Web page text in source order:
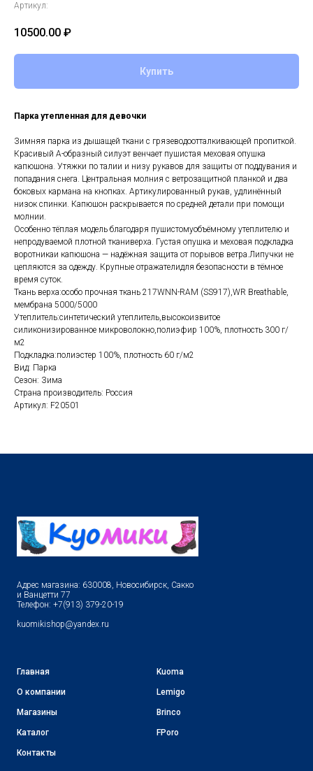
Артикул:
10500.00 ₽
Купить
Парка утепленная для девочки
Зимняя парка из дышащей ткани с грязеводоотталкивающей пропиткой.
Красивый А-образный силуэт венчает пушистая меховая опушка
капюшона. Утяжки по талии и низу рукавов для защиты от поддувания и
попадания снега. Центральная молния с ветрозащитной планкой и два
боковых кармана на кнопках. Артикулированный рукав, удлинённый
низок спинки. Капюшон раскрывается по средней детали при помощи
молнии.
Особенно тёплая модель благодаря пушистомуобъёмному утеплителю и
непродуваемой плотной тканиверха. Густая опушка и меховая подкладка
воротникаи капюшона — надёжная защита от порывов ветра.Липучки не
цепляются за одежду. Крупные отражателидля безопасности в тёмное
время суток.
Ткань верха:особо прочная ткань 217WNN-RAM (SS917),WR Breathable,
мембрана 5000/5000
Утеплитель:синтетический утеплитель,высокоизвитое
силиконизированное микроволокно,полиэфир 100%, плотность 300 г/
м2
Подкладка:полиэстер 100%, плотность 60 г/м2
Вид: Парка
Сезон: Зима
Страна производитель: Россия
Артикул: F20501
Адрес магазина: 630008, Новосибирск, Сакко
и Ванцетти 77
Телефон: +7(913) 379-20-19
kuomikishop@yandex.ru
Главная
О компании
Магазины
Каталог
Контакты
Kuoma
Lemigo
Brinco
FPoro